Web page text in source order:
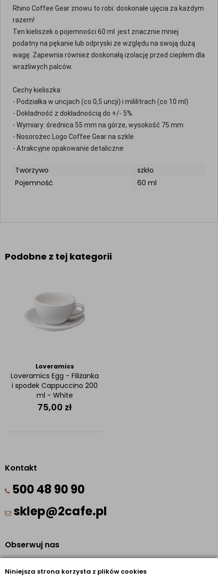
Niniejsza strona korzysta z plików cookies
Rhino Coffee Gear znowu to robi: doskonałe ujęcia za każdym
razem!
Ten kieliszek o pojemności 60 ml jest znacznie mniej
podatny na pękanie lub odpryski ze względu na swoją dużą
wagę. Zapewnia również doskonałą izolację przed ciepłem dla
wrażliwych palców.
Cechy kieliszka:
- Podziałka w uncjach (co 0,5 uncji) i mililitrach (co 10 ml)
- Dokładność z dokładnością do +/- 5%
- Wymiary: średnica 55 mm na górze, wysokość 75 mm
- Nosorożec Logo Coffee Gear na szkle
- Atrakcyjne opakowanie detaliczne
Tworzywo
szkło
Pojemność
60 ml
Podobne z tej kategorii
Loveramics
Loveramics Egg - Filiżanka
i spodek Cappuccino 200
ml - White
75,00 zł
Kontakt
500 48 90 90
sklep@2cafe.pl
Obserwuj nas